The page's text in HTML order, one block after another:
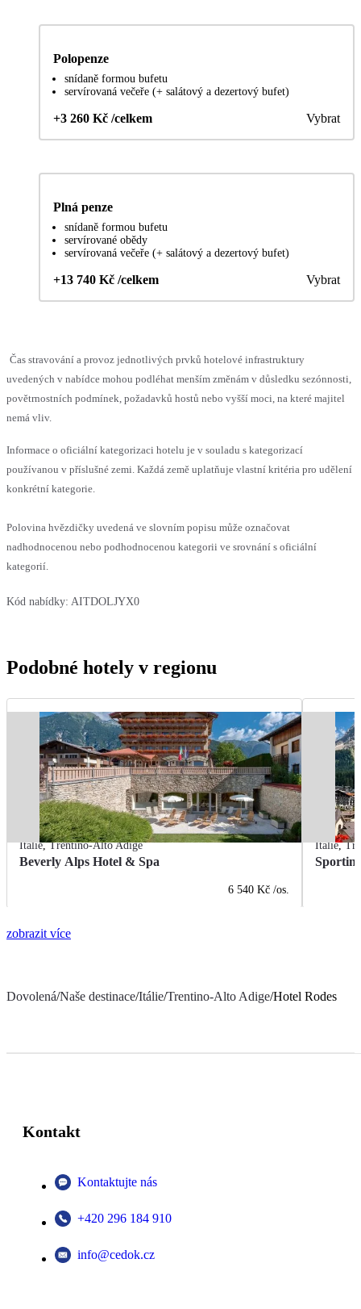
Polopenze
snídaně formou bufetu
servírovaná večeře (+ salátový a dezertový bufet)
+3 260 Kč /celkem Vybrat
Plná penze
snídaně formou bufetu
servírované obědy
servírovaná večeře (+ salátový a dezertový bufet)
+13 740 Kč /celkem Vybrat
Čas stravování a provoz jednotlivých prvků hotelové infrastruktury
uvedených v nabídce mohou podléhat menším změnám v důsledku sezónnosti,
povětrnostních podmínek, požadavků hostů nebo vyšší moci, na které majitel
nemá vliv.
Informace o oficiální kategorizaci hotelu je v souladu s kategorizací
používanou v příslušné zemi. Každá země uplatňuje vlastní kritéria pro udělení
konkrétní kategorie.
Polovina hvězdičky uvedená ve slovním popisu může označovat
nadhodnocenou nebo podhodnocenou kategorii ve srovnání s oficiální
kategorií.
Kód nabídky: AITDOLJYX0
Podobné hotely v regionu
Itálie,Trentino-Alto Adige
Beverly Alps Hotel & Spa
6 540 Kč /os.
Itálie,
zobrazit více
Dovolená/Naše destinace/Itálie/Trentino-Alto Adige/Hotel Rodes
Kontakt
Kontaktujte nás
+420 296 184 910
info@cedok.cz